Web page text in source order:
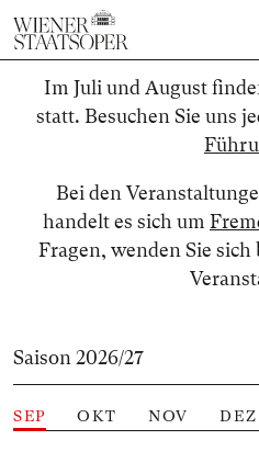
Im Juli und August
statt. Besuchen Sie uns
Bei den
handelt es sich um
Fragen, wenden Sie
Saison 2026/27
SEP OKT NOV DEZ